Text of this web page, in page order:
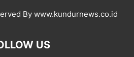
By www.kundurnews.co.id
US